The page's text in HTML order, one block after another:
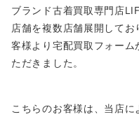
ブランド古着買取専門店
店舗を複数店舗展開して
客様より宅配買取フォー
ただきました。
こちらのお客様は、当店